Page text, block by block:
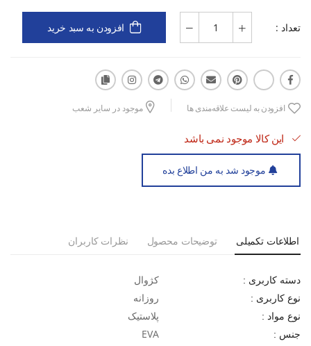
تعداد : افزودن به سبد خرید
افزودن به لیست علاقه‌مندی ها موجود در سایر شعب
این کالا موجود نمی باشد
موجود شد به من اطلاع بده
اطلاعات تکمیلی توضیحات محصول نظرات کاربران
دسته کاربری : کژوال
نوع کاربری : روزانه
نوع مواد : پلاستیک
جنس : EVA